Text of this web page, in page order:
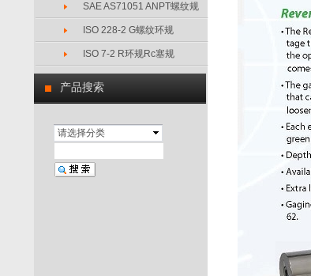
产品搜索
请选择分类
SAE AS71051 ANPT螺纹规
ISO 228-2 G螺纹环规
ISO 7-2 R环规Rc塞规